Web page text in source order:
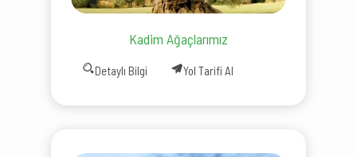
Kadim Ağaçlarımız
Detaylı Bilgi Yol Tarifi Al